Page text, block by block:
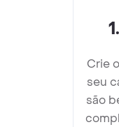
1.
Crie
seu
são